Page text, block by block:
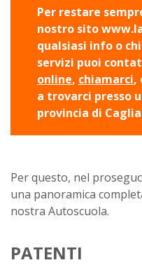
Per restare
nostro sito
qualsiasi info o
servizi puoi
online, chiamarci,
a trovarci presso
provincia di
Per questo, nel
una panoramica
nostra Autoscuola.
PATENTI